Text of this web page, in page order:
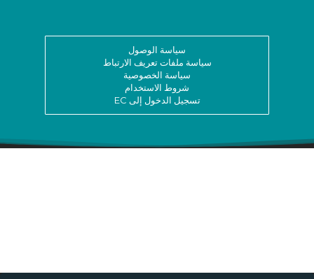
سياسة الوصول
سياسة ملفات تعريف الارتباط
سياسة الخصوصية
شروط الاستخدام
تسجيل الدخول إلى EC